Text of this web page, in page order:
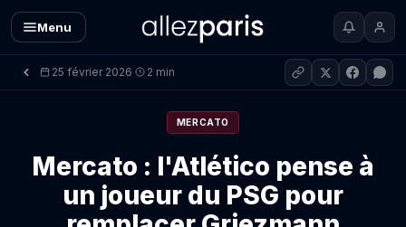
Menu
25 février 2026· 2 min
MERCATO
Mercato : l'Atlético pense à
un joueur du PSG pour